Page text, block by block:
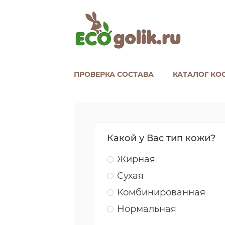
ПРОВЕРКА СОСТАВА КАТАЛОГ
Какой у Вас тип кожи?
Жирная
Сухая
Комбинированная
Нормальная